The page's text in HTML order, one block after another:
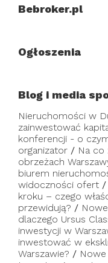
Bebroker.pl
Ogłoszenia
Blog i media
Nieruchomości w
zainwestować
konferencji - o
organizator / Na co
obrzeżach
biurem
widoczności ofert /
kroku – czego
przewidują? /
dlaczego Ursus
inwestycji w
inwestować w
Warszawie? /